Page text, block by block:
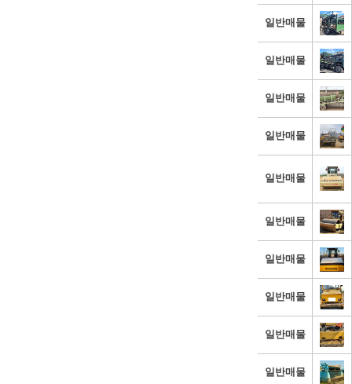
일반매물
일반매물
일반매물
일반매물
일반매물
일반매물
일반매물
일반매물
일반매물
일반매물